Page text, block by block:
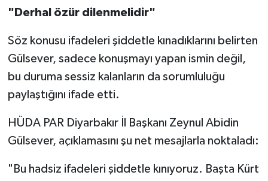
"Derhal özür dilenmelidir"
Söz konusu ifadeleri şiddetle kınadıklarını belirten
Gülsever, sadece konuşmayı yapan ismin değil,
bu duruma sessiz kalanların da sorumluluğu
paylaştığını ifade etti.
HÜDA PAR Diyarbakır İl Başkanı Zeynul Abidin
Gülsever, açıklamasını şu net mesajlarla noktaladı:
"Bu hadsiz ifadeleri şiddetle kınıyoruz. Başta Kürt